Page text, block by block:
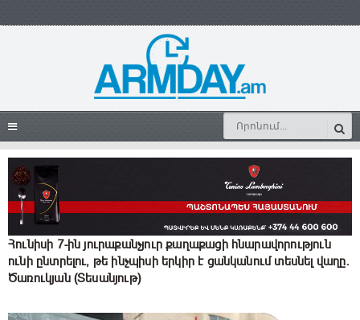
Հունիսի 7-ին յուրաքանչյուր քաղաքացի հնարավորություն
ունի ընտրելու, թե ինչպիսի երկիր է ցանկանում տեսնել վաղը.
Ծառուկյան (Տեսանյութ)